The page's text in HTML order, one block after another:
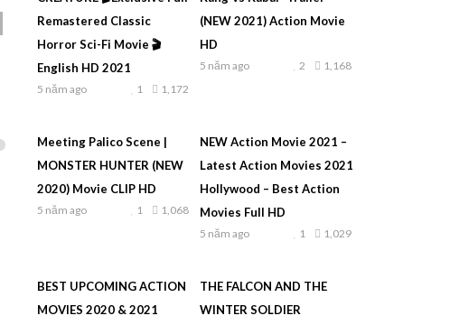
Remastered Classic
Horror Sci-Fi Movie 🎬
English HD 2021
5 năm ago 1,172
1
(NEW 2021) Action Movie
HD
5 năm ago 1,168
2
Meeting Palico Scene |
MONSTER HUNTER (NEW
2020) Movie CLIP HD
5 năm ago 1,068
1
NEW Action Movie 2021 –
Latest Action Movies 2021
Hollywood – Best Action
Movies Full HD
5 năm ago 1,029
1
BEST UPCOMING ACTION
MOVIES 2020 & 2021
THE FALCON AND THE
WINTER SOLDIER